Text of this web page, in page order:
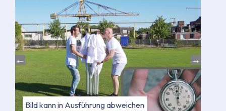
Bild kann in Ausführung abweichen